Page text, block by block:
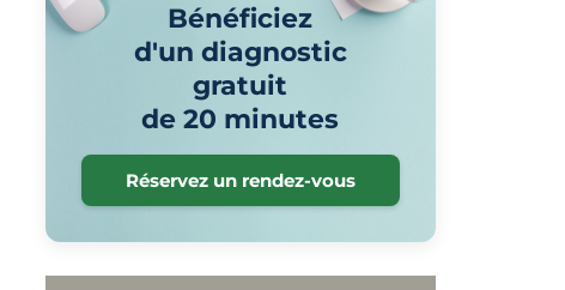
Bénéficiez
d'un diagnostic
gratuit
de 20 minutes
Réservez un rendez-vous